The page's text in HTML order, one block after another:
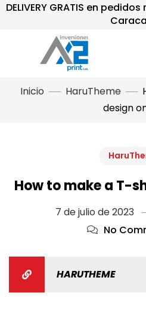
DELIVERY GRATIS en
Inicio HaruTheme
design
How to make a T-
7 de julio de 2023
No
HARUTHEME